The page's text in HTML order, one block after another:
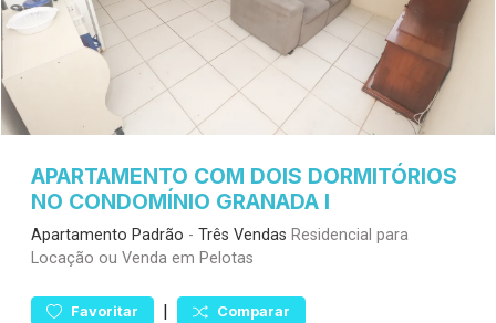
APARTAMENTO COM DOIS DORMITÓRIOS
NO CONDOMÍNIO GRANADA I
Apartamento Padrão - Três Vendas Residencial para
Locação ou Venda em Pelotas
Favoritar | Comparar